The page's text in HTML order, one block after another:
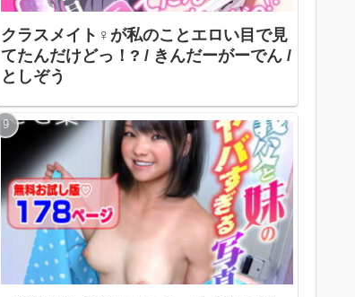
クラスメイト♀が私のことエロい目で見
てたんだけどっ！? / きんだーがーでん /
としぞう